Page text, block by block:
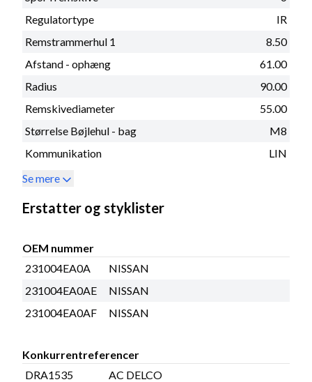
Regulatortype
IR
Remstrammerhul 1
8.50
Afstand - ophæng
61.00
Radius
90.00
Remskivediameter
55.00
Størrelse Bøjlehul - bag
M8
Kommunikation
LIN
Se mere
Erstatter og styklister
OEM nummer
231004EA0A
NISSAN
231004EA0AE
NISSAN
231004EA0AF
NISSAN
Konkurrentreferencer
DRA1535
AC DELCO